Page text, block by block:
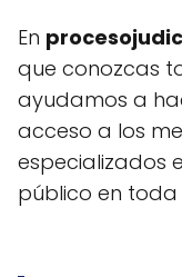
En
que conozcas
ayudamos a
acceso a los
especializados
público en toda